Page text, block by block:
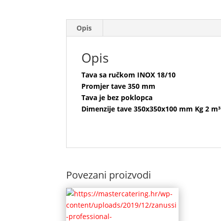
Opis
Opis
Tava sa ručkom INOX 18/10
Promjer tave 350 mm
Tava je bez poklopca
Dimenzije tave 350x350x100 mm Kg 2
Povezani proizvodi